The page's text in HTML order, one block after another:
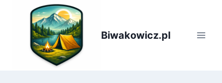
Biwakowicz.pl